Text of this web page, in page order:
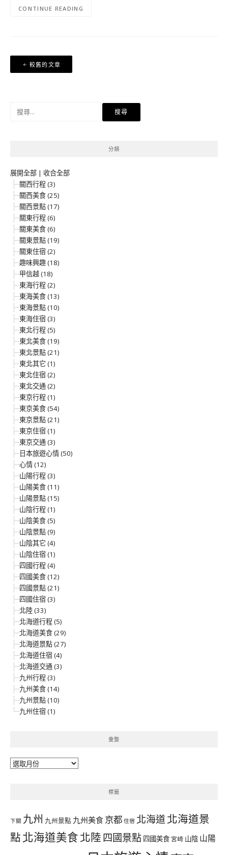
CONTINUE READING
章
覽
較舊的文章
分類
展開全部 | 收合全部
關西行程 (3)
關西美食 (25)
關西景點 (17)
關東行程 (6)
關東美食 (6)
關東景點 (19)
關東住宿 (2)
趣味興趣 (18)
甲信越 (18)
東海行程 (2)
東海美食 (13)
東海景點 (10)
東海住宿 (3)
東北行程 (5)
東北美食 (19)
東北景點 (21)
東北其它 (1)
東北住宿 (2)
東北交通 (2)
東京行程 (1)
東京美食 (54)
東京景點 (21)
東京住宿 (1)
東京交通 (3)
日本旅遊心情 (50)
心情 (12)
山陽行程 (3)
山陽美食 (11)
山陽景點 (15)
山陰行程 (1)
山陰美食 (5)
山陰景點 (9)
山陰其它 (4)
山陰住宿 (1)
四國行程 (4)
四國美食 (12)
四國景點 (21)
四國住宿 (3)
北陸 (33)
北海道行程 (5)
北海道美食 (29)
北海道景點 (27)
北海道住宿 (4)
北海道交通 (3)
九州行程 (3)
九州美食 (14)
九州景點 (10)
九州住宿 (1)
彙整
彙
標籤
下關 九州 九州景點 九州美食 京都 住宿 北海道北海道景
點北海道美食北陸四國景點 四國美食 宮崎 山陰 山陽